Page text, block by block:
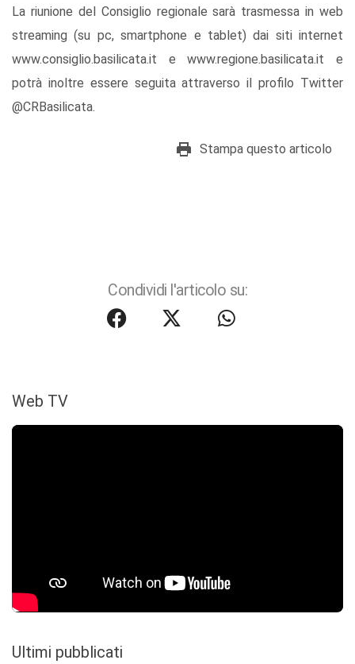
La riunione del Consiglio regionale sarà trasmessa in web
streaming (su pc, smartphone e tablet) dai siti internet
www.consiglio.basilicata.it e www.regione.basilicata.it e
potrà inoltre essere seguita attraverso il profilo Twitter
@CRBasilicata.
Stampa questo articolo
Condividi l'articolo su:
Web TV
Ultimi pubblicati